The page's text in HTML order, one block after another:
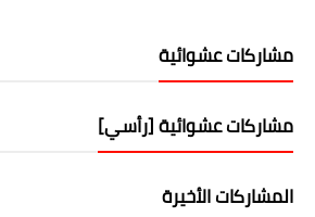
مشاركات عشوائية
مشاركات عشوائية [رأسي]
المشاركات الأخيرة